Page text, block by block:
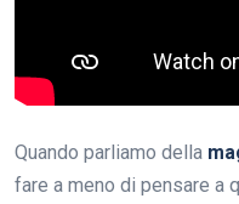
Quando parliamo della
fare a meno di pensare a